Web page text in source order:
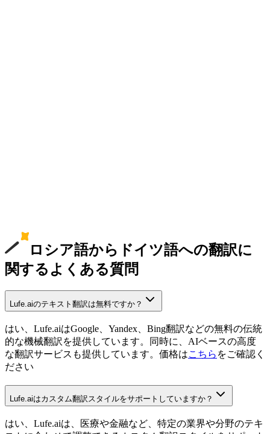
ロシア語からドイツ語への翻訳に
関するよくある質問
Lufe.aiのテキスト翻訳は無料ですか？
はい、Lufe.aiはGoogle、Yandex、Bing翻訳などの無料の伝統
的な機械翻訳を提供しています。同時に、AIベースの高度
な翻訳サービスも提供しています。価格はこちら をご確認く
ださい
Lufe.aiはカスタム翻訳スタイルをサポートしていますか？
はい、Lufe.aiは、医療や金融など、特定の業界や分野のテキ